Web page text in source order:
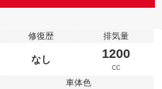
修復歴
なし
排気量
1200
cc
車体色